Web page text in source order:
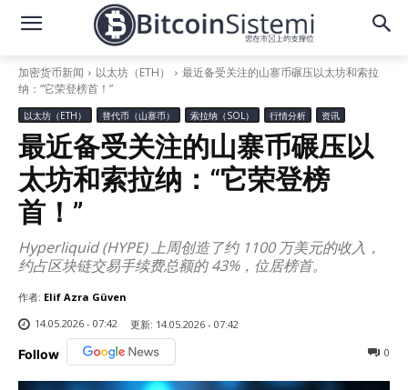
加密货币新闻 以太坊（ETH）
最近备受关注的山寨币碾压以太坊和索拉
纳：“它荣登榜首！”
以太坊（ETH） 替代币（山寨币） 索拉纳（SOL） 行情分析 资讯
最近备受关注的山寨币碾压以
太坊和索拉纳：“它荣登榜
首！”
Hyperliquid (HYPE) 上周创造了约 1100 万美元的收入，
约占区块链交易手续费总额的 43%，位居榜首。
作者: Elif Azra Güven
14.05.2026 - 07:42
更新: 14.05.2026 - 07:42
Follow 0